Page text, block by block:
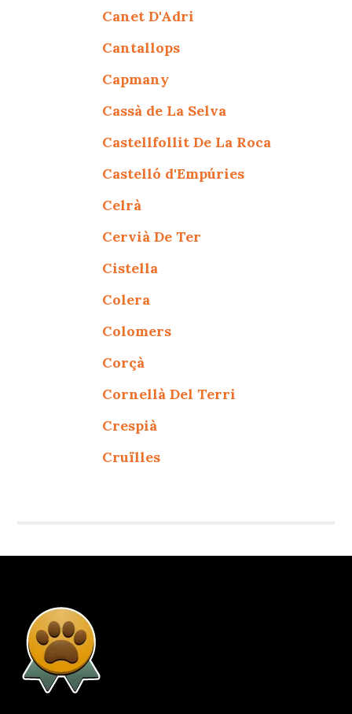
Canet D'Adri
Cantallops
Capmany
Cassà de La Selva
Castellfollit De La Roca
Castelló d'Empúries
Celrà
Cervià De Ter
Cistella
Colera
Colomers
Corçà
Cornellà Del Terri
Crespià
Cruïlles